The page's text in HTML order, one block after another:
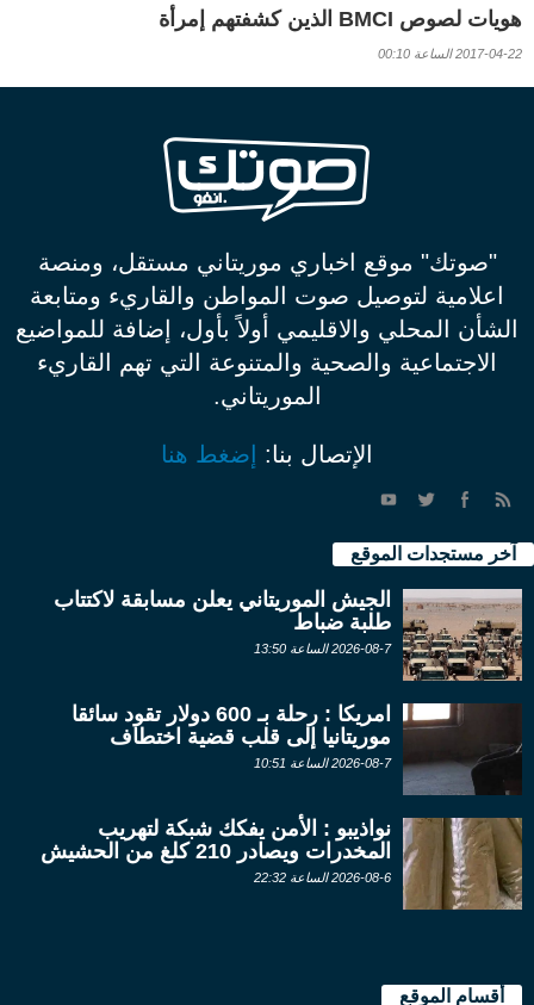
هويات لصوص BMCI الذين كشفتهم إمرأة
2017-04-22 الساعة 00:10
"صوتك" موقع اخباري موريتاني مستقل، ومنصة
اعلامية لتوصيل صوت المواطن والقاريء ومتابعة
الشأن المحلي والاقليمي أولاً بأول، إضافة للمواضيع
الاجتماعية والصحية والمتنوعة التي تهم القاريء
الموريتاني.
الإتصال بنا: إضغط هنا
آخر مستجدات الموقع
الجيش الموريتاني يعلن مسابقة لاكتتاب
طلبة ضباط
2026-08-7 الساعة 13:50
امريكا : رحلة بـ 600 دولار تقود سائقا
موريتانيا إلى قلب قضية اختطاف
2026-08-7 الساعة 10:51
نواذيبو : الأمن يفكك شبكة لتهريب
المخدرات ويصادر 210 كلغ من الحشيش
2026-08-6 الساعة 22:32
أقسام الموقع